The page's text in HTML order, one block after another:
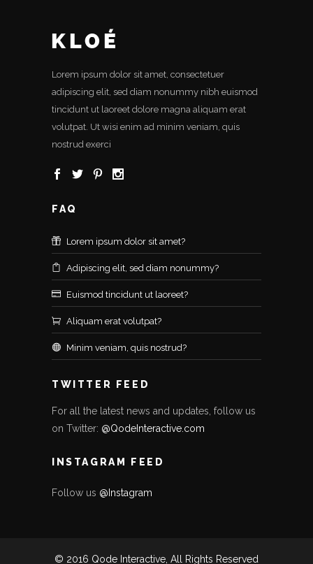
Lorem ipsum dolor sit amet, consectetuer
adipiscing elit, sed diam nonummy nibh euismod
tincidunt ut laoreet dolore magna aliquam erat
volutpat. Ut wisi enim ad minim veniam, quis
nostrud exerci
FAQ
Lorem ipsum dolor sit amet?
Adipiscing elit, sed diam nonummy?
Euismod tincidunt ut laoreet?
Aliquam erat volutpat?
Minim veniam, quis nostrud?
TWITTER FEED
For all the latest news and updates, follow us
on Twitter: @QodeInteractive.com
INSTAGRAM FEED
Follow us @Instagram
© 2016 Qode Interactive, All Rights Reserved